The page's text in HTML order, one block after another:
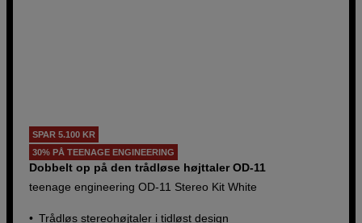
SPAR 5.100 KR
30% PÅ TEENAGE ENGINEERING
Dobbelt op på den trådløse højttaler OD-11
teenage engineering OD-11 Stereo Kit White
Trådløs stereohøjtaler i tidløst design